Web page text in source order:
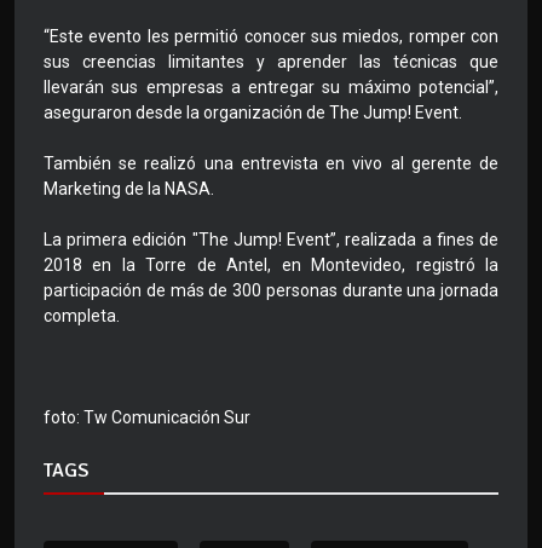
“Este evento les permitió conocer sus miedos, romper con
sus creencias limitantes y aprender las técnicas que
llevarán sus empresas a entregar su máximo potencial”,
aseguraron desde la organización de The Jump! Event.
También se realizó una entrevista en vivo al gerente de
Marketing de la NASA.
La primera edición "The Jump! Event”, realizada a fines de
2018 en la Torre de Antel, en Montevideo, registró la
participación de más de 300 personas durante una jornada
completa.
foto: Tw Comunicación Sur
TAGS